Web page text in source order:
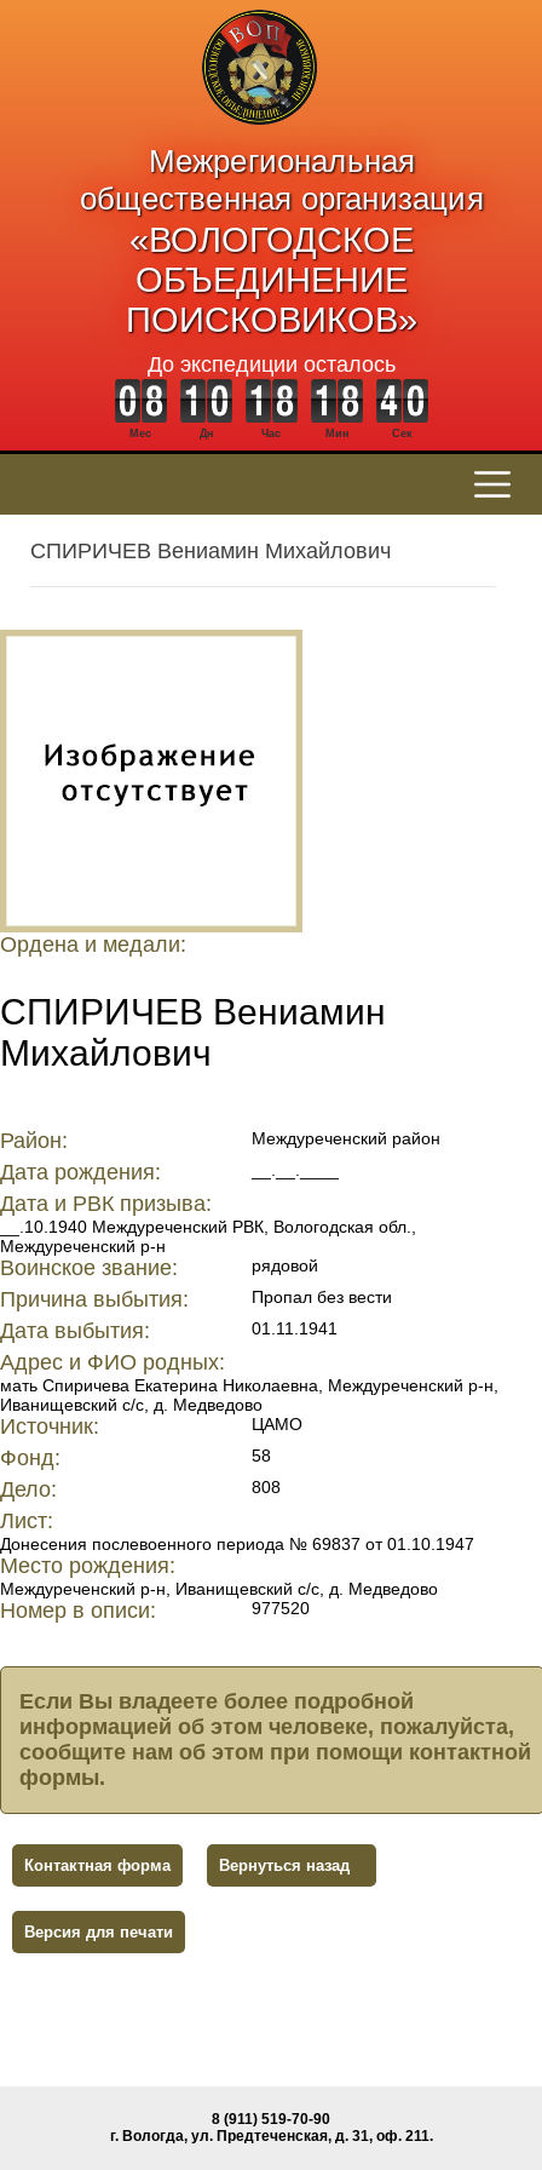
Межрегиональная
общественная организация
«ВОЛОГОДСКОЕ
ОБЪЕДИНЕНИЕ
ПОИСКОВИКОВ»
До экспедиции осталось
Мес Дн Час Мин Сек
СПИРИЧЕВ Вениамин Михайлович
Ордена и медали:
СПИРИЧЕВ Вениамин
Михайлович
Район: Междуреченский район
Дата рождения:
Дата и РВК призыва:
__.10.1940 Междуреченский РВК, Вологодская обл.,
Междуреченский р-н
Воинское звание: рядовой
Причина выбытия: Пропал без вести
Дата выбытия: 01.11.1941
Адрес и ФИО родных:
мать Спиричева Екатерина Николаевна, Междуреченский р-н,
Иванищевский с/с, д. Медведово
Источник: ЦАМО
Фонд: 58
Дело: 808
Лист:
Донесения послевоенного периода № 69837 от 01.10.1947
Место рождения:
Междуреченский р-н, Иванищевский с/с, д. Медведово
Номер в описи: 977520
Если Вы владеете более подробной
информацией об этом человеке, пожалуйста,
сообщите нам об этом при помощи контактной
формы.
Контактная форма Вернуться назад
Версия для печати
8 (911) 519-70-90
г. Вологда, ул. Предтеченская, д. 31, oф. 211.